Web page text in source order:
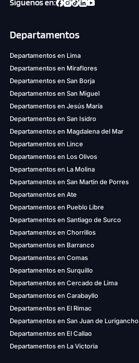
Síguenos en:
Departamentos
Departamentos en Lima
Departamentos en Miraflores
Departamentos en San Borja
Departamentos en San Miguel
Departamentos en Jesús María
Departamentos en San Isidro
Departamentos en Magdalena del Mar
Departamentos en Lince
Departamentos en Los Olivos
Departamentos en La Molina
Departamentos en San Martín de Porres
Departamentos en Ate
Departamentos en Pueblo Libre
Departamentos en Santiago de Surco
Departamentos en Chorrillos
Departamentos en Barranco
Departamentos en Comas
Departamentos en Surquillo
Departamentos en Cercado de Lima
Departamentos en Carabayllo
Departamentos en El Rimac
Departamentos en San Juan de Lurigancho
Departamentos en El Callao
Departamentos en La Victoria